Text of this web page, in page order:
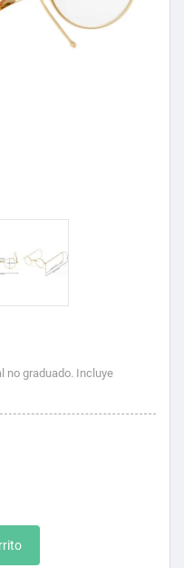
no graduado. Incluye